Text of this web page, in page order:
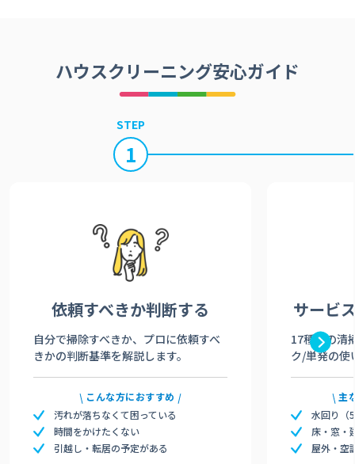
ハウスクリーニング安心ガイド
STEP
1
依頼すべきか判断する
自分で掃除すべきか、プロに依頼すべ
きかの判断基準を解説します。
こんな方におすすめ
汚れが落ちなくて困っている
時間をかけたくない
引越し・転居の予定がある
サービ
17種類の清
ク/単発の使
主
水回り（
床・窓・
屋外・空